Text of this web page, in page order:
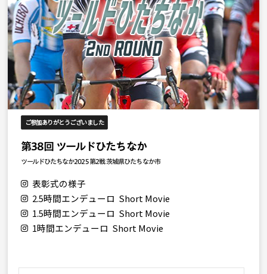
ご参加ありがとうございました
第38回 ツールドひたちなか
ツールドひたちなか2025 第2戦 茨城県ひたちなか市
表彰式の様子
2.5時間エンデューロ Short Movie
1.5時間エンデューロ Short Movie
1時間エンデューロ Short Movie